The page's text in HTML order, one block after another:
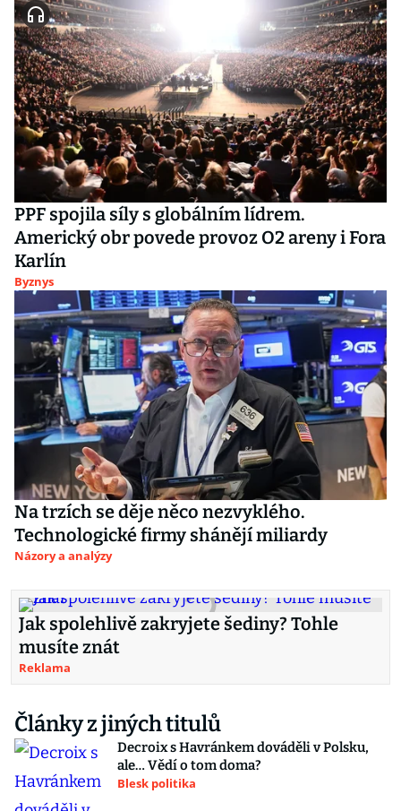
PPF spojila síly s globálním lídrem.
Americký obr povede provoz O2 areny i Fora
Karlín
Byznys
Na trzích se děje něco nezvyklého.
Technologické firmy shánějí miliardy
Názory a analýzy
Jak spolehlivě zakryjete šediny? Tohle
musíte znát
Reklama
Články z jiných titulů
Decroix s Havránkem dováděli v Polsku,
ale… Vědí o tom doma?
Blesk politika